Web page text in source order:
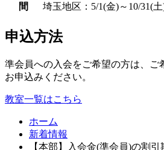
間
埼玉地区：5/1(金)～10/31(
申込方法
準会員への入会をご希望の方は、ご
お申込みください。
教室一覧はこちら
ホーム
新着情報
【本部】入会金(準会員)の割引